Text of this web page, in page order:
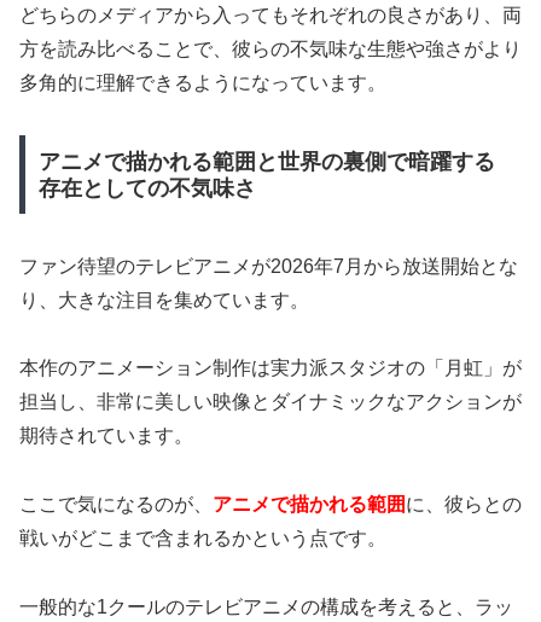
どちらのメディアから入ってもそれぞれの良さがあり、両
方を読み比べることで、彼らの不気味な生態や強さがより
多角的に理解できるようになっています。
アニメで描かれる範囲と世界の裏側で暗躍する
存在としての不気味さ
ファン待望のテレビアニメが2026年7月から放送開始とな
り、大きな注目を集めています。
本作のアニメーション制作は実力派スタジオの「月虹」が
担当し、非常に美しい映像とダイナミックなアクションが
期待されています。
ここで気になるのが、 アニメで描かれる範囲に、彼らとの
戦いがどこまで含まれるかという点です。
一般的な1クールのテレビアニメの構成を考えると、ラッ